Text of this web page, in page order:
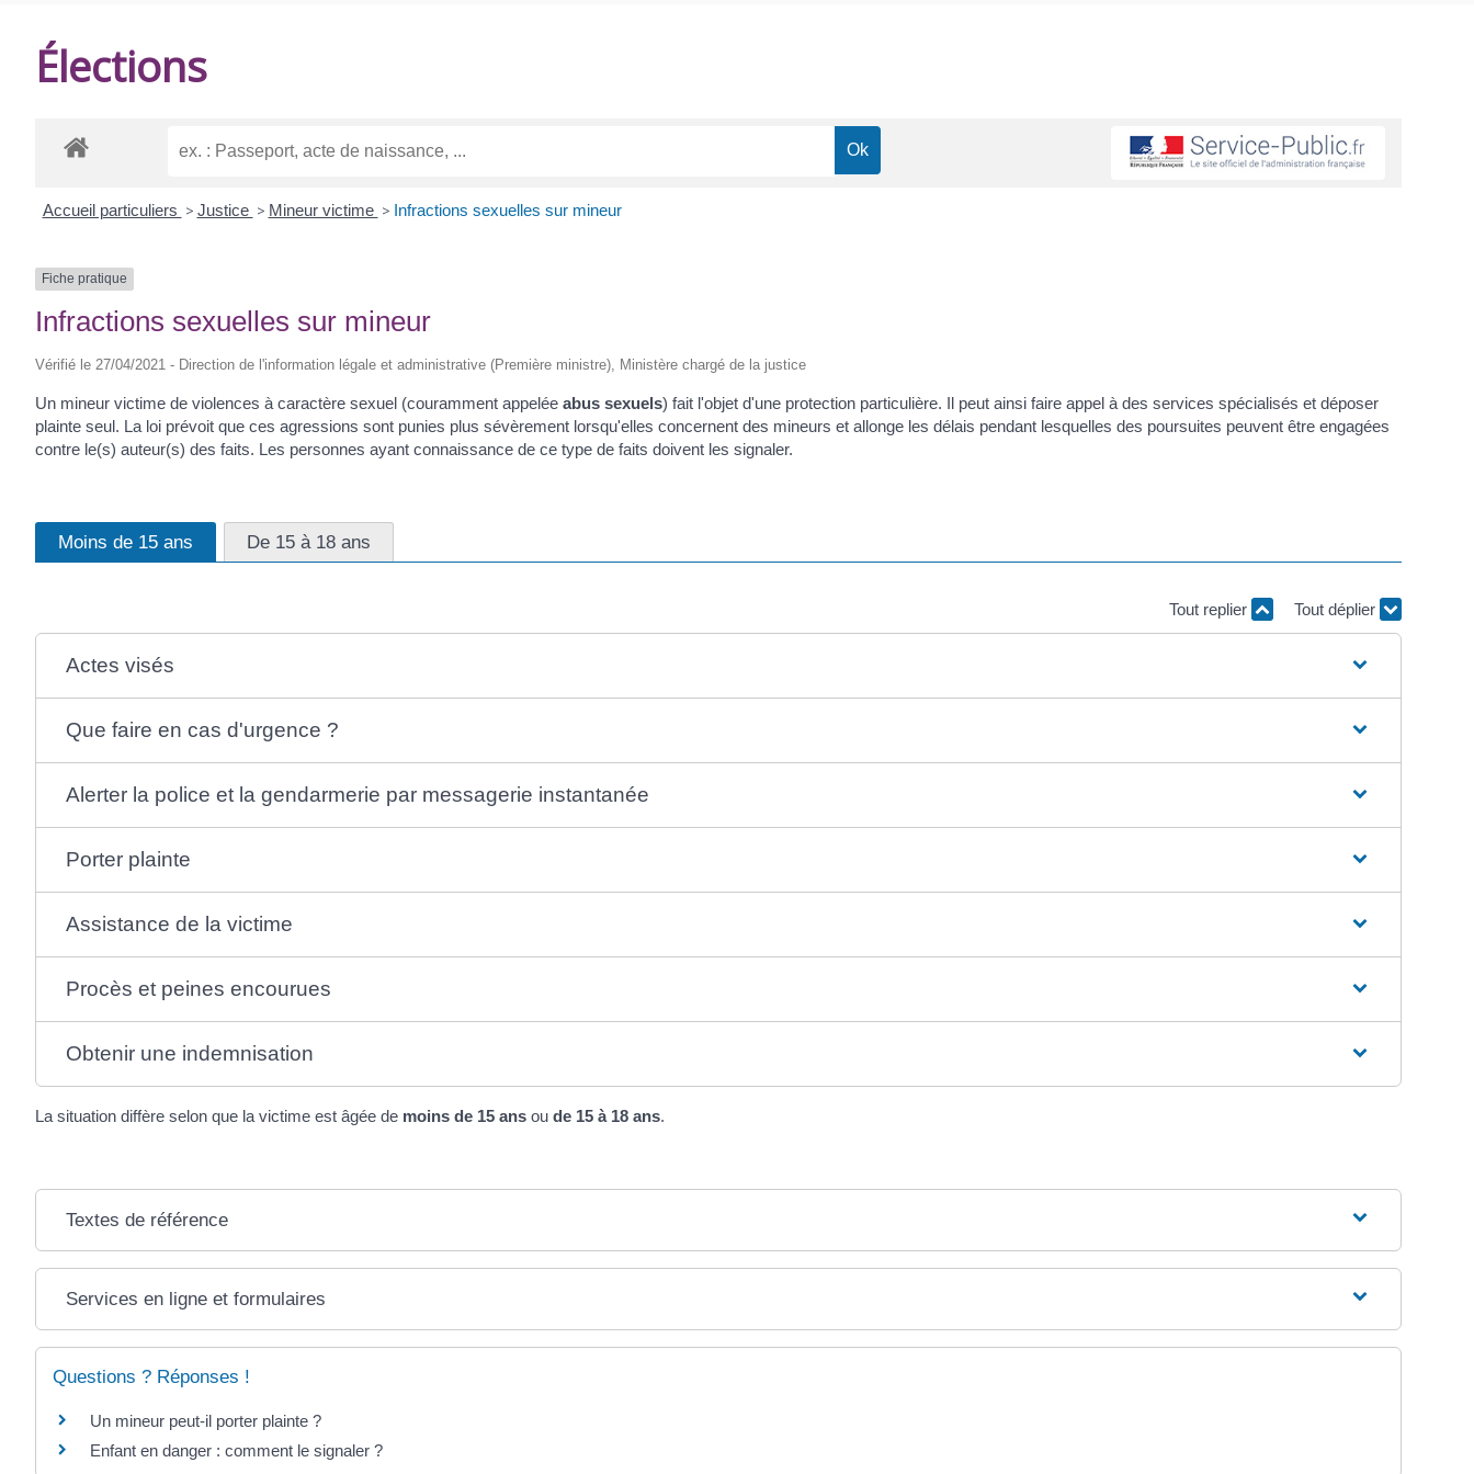
Élections
Accueil particuliers > Justice > Mineur victime > Infractions sexuelles sur mineur
Fiche pratique
Infractions sexuelles sur mineur
Vérifié le 27/04/2021 - Direction de l'information légale et administrative (Première ministre), Ministère chargé de la justice
Un mineur victime de violences à caractère sexuel (couramment appelée abus sexuels) fait l'objet d'une protection particulière. Il peut ainsi faire appel à des services spécialisés et déposer
plainte seul. La loi prévoit que ces agressions sont punies plus sévèrement lorsqu'elles concernent des mineurs et allonge les délais pendant lesquelles des poursuites peuvent être engagées
contre le(s) auteur(s) des faits. Les personnes ayant connaissance de ce type de faits doivent les signaler.
Moins de 15 ans De 15 à 18 ans
Tout replier Tout déplier
Actes visés
Que faire en cas d'urgence ?
Alerter la police et la gendarmerie par messagerie instantanée
Porter plainte
Assistance de la victime
Procès et peines encourues
Obtenir une indemnisation
La situation diffère selon que la victime est âgée de moins de 15 ans ou de 15 à 18 ans.
Textes de référence
Services en ligne et formulaires
Questions ? Réponses !
Un mineur peut-il porter plainte ?
Enfant en danger : comment le signaler ?